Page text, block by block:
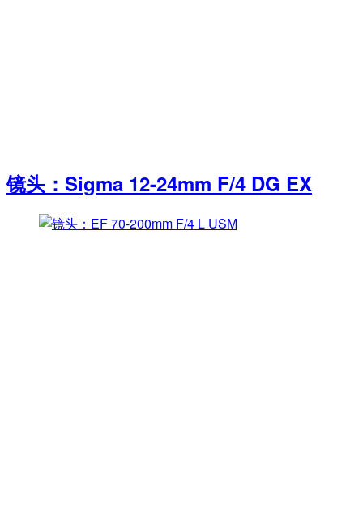
镜头：Sigma 12-24mm F/4 DG EX